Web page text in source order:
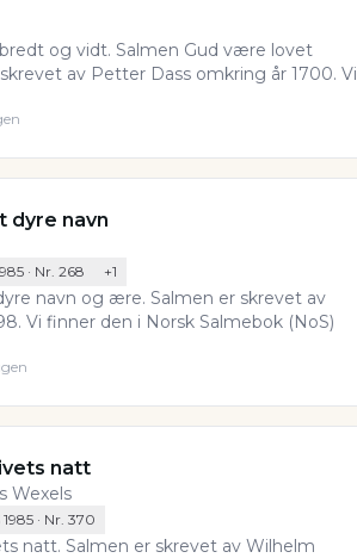
og vidt. Salmen Gud være lovet
av Petter Dass omkring år 1700. Vi
dyre navn
· Nr. 268 +1
navn og ære. Salmen er skrevet av
Vi finner den i Norsk Salmebok (NoS)
natt
Wexels
1985 · Nr. 370
natt. Salmen er skrevet av Wilhelm